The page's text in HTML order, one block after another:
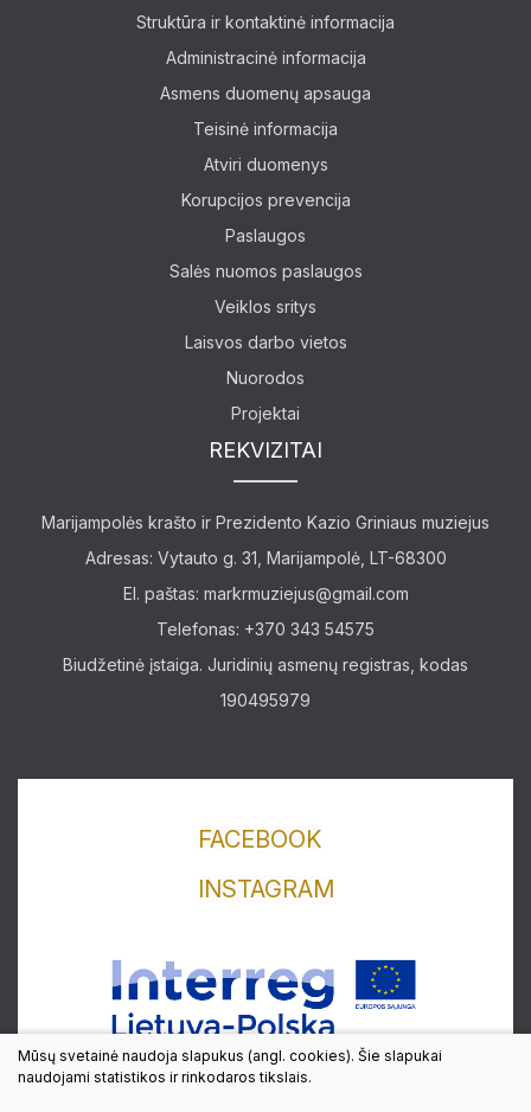
Apie mus
Edukaciniai užsiėmimai
Apie mus
Edukaciniai užsiėmimai
Straipsniai
Struktūra ir kontaktinė informacija
Administracinė informacija
Asmens duomenų apsauga
Teisinė informacija
Atviri duomenys
Korupcijos prevencija
Paslaugos
Salės nuomos paslaugos
Veiklos sritys
Laisvos darbo vietos
Nuorodos
Projektai
REKVIZITAI
Marijampolės krašto ir Prezidento Kazio Griniaus muziejus
Adresas: Vytauto g. 31, Marijampolė, LT-68300
El. paštas: markrmuziejus@gmail.com
Telefonas: +370 343 54575
Biudžetinė įstaiga. Juridinių asmenų registras, kodas
190495979
FACEBOOK
INSTAGRAM
Mūsų svetainė naudoja slapukus (angl. cookies). Šie slapukai
naudojami statistikos ir rinkodaros tikslais.